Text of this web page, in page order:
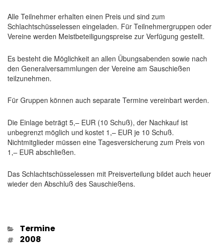
Alle Teilnehmer erhalten einen Preis und sind zum
Schlachtschüsselessen eingeladen. Für Teilnehmergruppen oder
Vereine werden Meistbeteiligungspreise zur Verfügung gestellt.
Es besteht die Möglichkeit an allen Übungsabenden sowie nach
den Generalversammlungen der Vereine am Sauschießen
teilzunehmen.
Für Gruppen können auch separate Termine vereinbart werden.
Die Einlage beträgt 5,– EUR (10 Schuß), der Nachkauf ist
unbegrenzt möglich und kostet 1,– EUR je 10 Schuß.
Nichtmitglieder müssen eine Tagesversicherung zum Preis von
1,– EUR abschließen.
Das Schlachtschüsselessen mit Preisverteilung bildet auch heuer
wieder den Abschluß des Sauschießens.
Kategorien
Termine
Schlagwörter
2008